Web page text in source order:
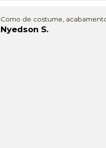
Como de costume,
Nyedson S.